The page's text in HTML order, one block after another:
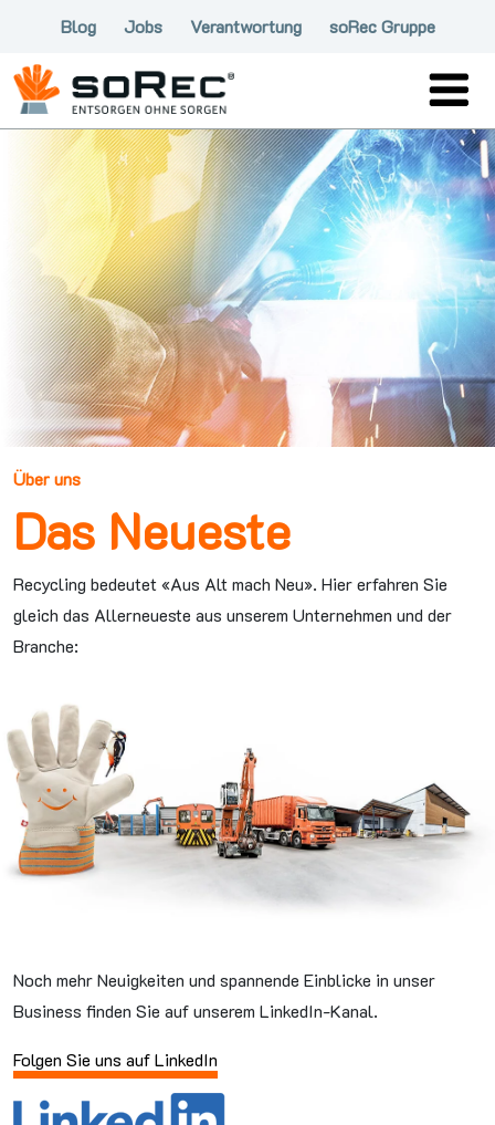
Blog Jobs Verantwortung soRec Gruppe
Über uns
Das Neueste
Recycling bedeutet «Aus Alt mach Neu». Hier erfahren Sie
gleich das Allerneueste aus unserem Unternehmen und der
Branche:
Noch mehr Neuigkeiten und spannende Einblicke in unser
Business finden Sie auf unserem LinkedIn-Kanal.
Folgen Sie uns auf LinkedIn